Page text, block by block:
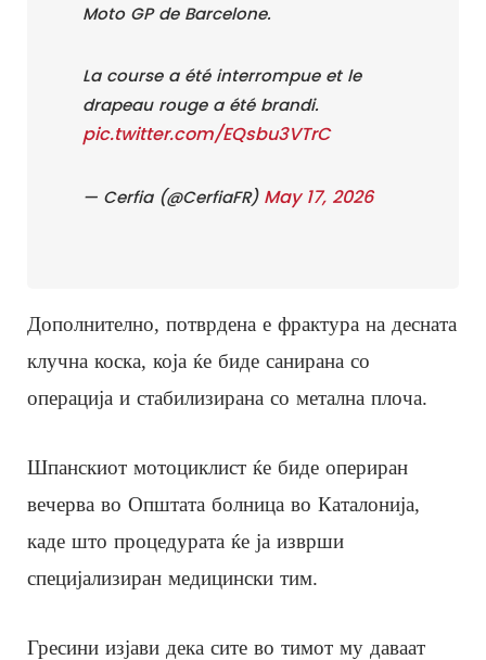
Moto GP de Barcelone.
La course a été interrompue et le
drapeau rouge a été brandi.
pic.twitter.com/EQsbu3VTrC
— Cerfia (@CerfiaFR) May 17, 2026
Дополнително, потврдена е фрактура на десната
клучна коска, која ќе биде санирана со
операција и стабилизирана со метална плоча.
Шпанскиот мотоциклист ќе биде опериран
вечерва во Општата болница во Каталонија,
каде што процедурата ќе ја изврши
специјализиран медицински тим.
Гресини изјави дека сите во тимот му даваат